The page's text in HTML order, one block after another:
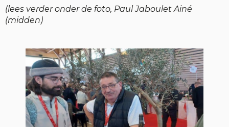
(lees verder onder de foto, Paul Jaboulet Ainé
(midden)